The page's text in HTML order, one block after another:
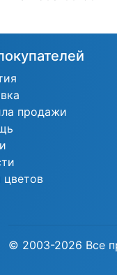
продажи
цветов
© 2003-2026 Все